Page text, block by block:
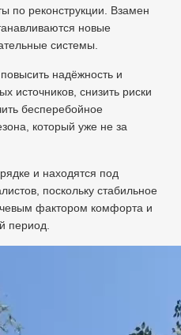
по реконструкции. Взамен
новые
системы.
надёжность и
источников, снизить риски
бесперебойное
который уже не за
и находятся под
поскольку стабильное
фактором комфорта и
период.